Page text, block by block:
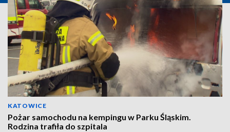
KATOWICE
Pożar samochodu na kempingu w Parku Śląskim.
Rodzina trafiła do szpitala